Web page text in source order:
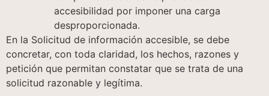
accesibilidad por imponer una carga
desproporcionada.
En la Solicitud de información accesible, se debe
concretar, con toda claridad, los hechos, razones y
petición que permitan constatar que se trata de una
solicitud razonable y legítima.